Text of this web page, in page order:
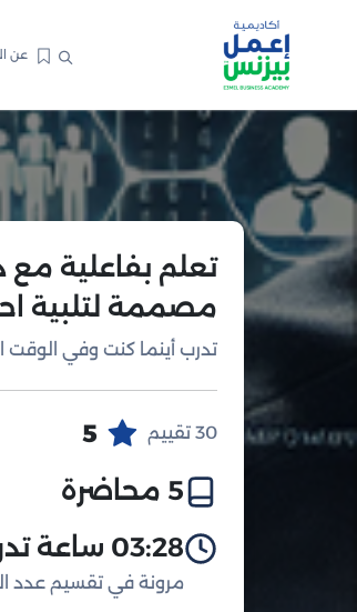
عن
تعلم بفاعلية مع
مصممة لتلبية
تدرب أينما كنت وفي الوقت
30 تقييم 5
5 محاضرة
03:28 ساعة تدريبية
مرونة في تقسيم عدد